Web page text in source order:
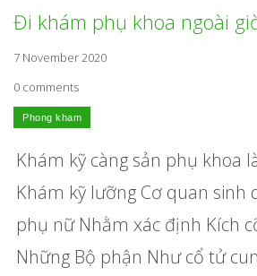
Đi khám phụ khoa ngoài
7 November 2020
0 comments
Khám kỹ càng sản phụ khoa
Khám kỹ lưỡng Cơ quan sinh
phụ nữ Nhằm xác định Kích
Những Bộ phận Như cổ tử